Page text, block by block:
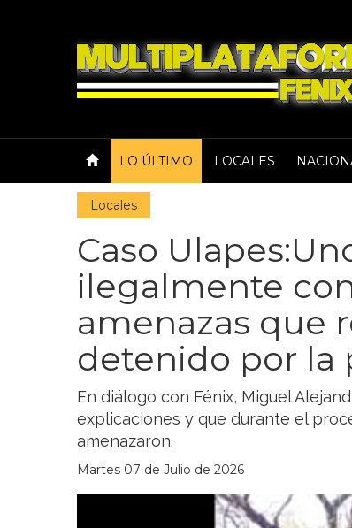
LO ÚLTIMO LOCALES
Locales
Caso
ilegalmente
amenazas que
detenido por la
En diálogo con Fénix, Miguel
explicaciones y que durante el
amenazaron.
Martes 07 de Julio de 2026